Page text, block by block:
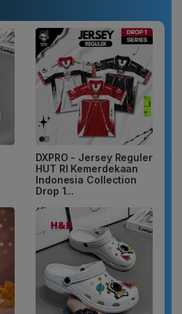
DXPRO - Jersey Reguler
HUT RI Kemerdekaan
Indonesia Collection
Drop 1...